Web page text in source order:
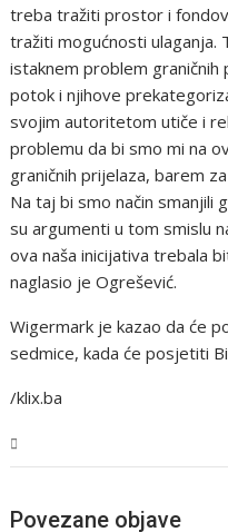
treba tražiti prostor i
tražiti mogućnosti ulaganja.
istaknem problem graničnih
potok i njihove
svojim autoritetom utiče i
problemu da bi smo mi na
graničnih prijelaza, barem
Na taj bi smo način smanjili
su argumenti u tom smislu
ova naša inicijativa trebala
naglasio je Ogrešević.
Wigermark je kazao da će
sedmice, kada će posjetiti
/klix.ba
Povezane objave